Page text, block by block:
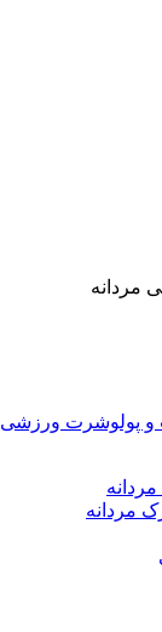
مردانه
و پولوشرت ورزشی
مردانه